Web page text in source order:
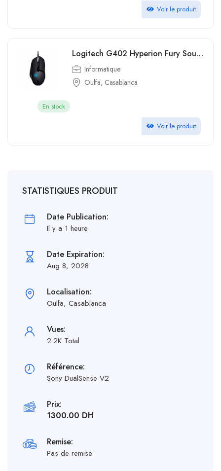
Voir le produit
Logitech G402 Hyperion Fury Souris Gamer Filaire
Informatique
Oulfa, Casablanca
En stock
Voir le produit
STATISTIQUES PRODUIT
Date Publication:
Il y a 1 heure
Date Expiration:
Aug 8, 2028
Localisation:
Oulfa, Casablanca
Vues:
2.2K Total
Référence:
Sony DualSense V2
Prix:
1300.00 DH
Remise:
Pas de remise